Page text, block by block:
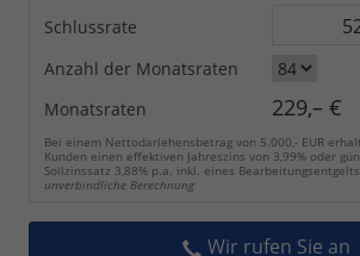
Schlussrate
Anzahl der Monatsraten
Monatsraten
229,– €
Bei einem Nettodarlehensbetrag von 5.000,- EUR
Kunden einen effektiven Jahreszins von 3,99% oder
Sollzinssatz 3,88% p.a. inkl. eines
unverbindliche Berechnung
Wir rufen Sie an